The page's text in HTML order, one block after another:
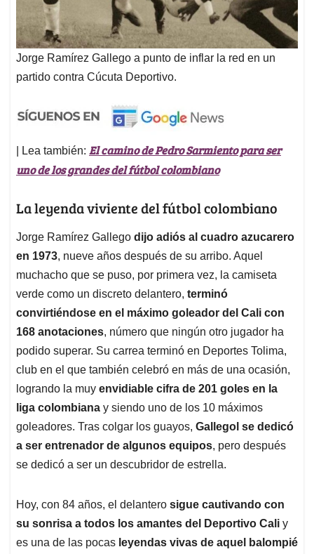
Jorge Ramírez Gallego a punto de inflar la red en un
partido contra Cúcuta Deportivo.
| Lea también: El camino de Pedro Sarmiento para ser
uno de los grandes del fútbol colombiano
La leyenda viviente del fútbol colombiano
Jorge Ramírez Gallego dijo adiós al cuadro azucarero
en 1973, nueve años después de su arribo. Aquel
muchacho que se puso, por primera vez, la camiseta
verde como un discreto delantero, terminó
convirtiéndose en el máximo goleador del Cali con
168 anotaciones, número que ningún otro jugador ha
podido superar. Su carrea terminó en Deportes Tolima,
club en el que también celebró en más de una ocasión,
logrando la muy envidiable cifra de 201 goles en la
liga colombiana y siendo uno de los 10 máximos
goleadores. Tras colgar los guayos, Gallegol se dedicó
a ser entrenador de algunos equipos, pero después
se dedicó a ser un descubridor de estrella.
Hoy, con 84 años, el delantero sigue cautivando con
su sonrisa a todos los amantes del Deportivo Cali y
es una de las pocas leyendas vivas de aquel balompié